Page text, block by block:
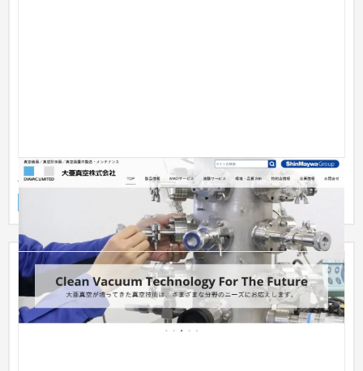
大亜真空株式会社
101〜150万円